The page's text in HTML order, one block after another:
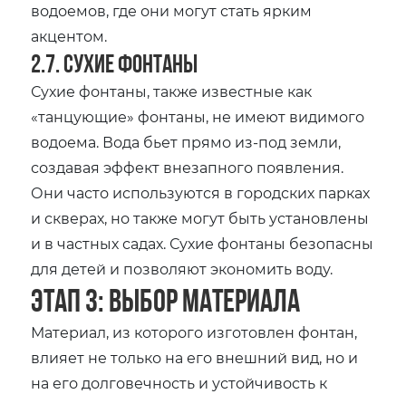
водоемов‚ где они могут стать ярким
акцентом.
2.7. Сухие фонтаны
Сухие фонтаны‚ также известные как
«танцующие» фонтаны‚ не имеют видимого
водоема. Вода бьет прямо из-под земли‚
создавая эффект внезапного появления.
Они часто используются в городских парках
и скверах‚ но также могут быть установлены
и в частных садах. Сухие фонтаны безопасны
для детей и позволяют экономить воду.
Этап 3: Выбор материала
Материал‚ из которого изготовлен фонтан‚
влияет не только на его внешний вид‚ но и
на его долговечность и устойчивость к